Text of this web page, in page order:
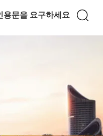
용문을 요구하세요